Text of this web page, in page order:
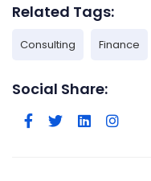
Related Tags:
Consulting Finance
Social Share: